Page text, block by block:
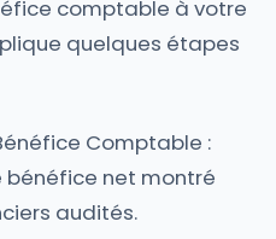
comptable à votre
quelques étapes
Comptable :
bénéfice net montré
audités.